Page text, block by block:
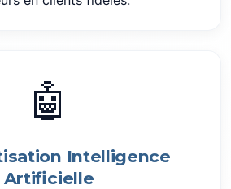
🤖
Intelligence
Artificielle